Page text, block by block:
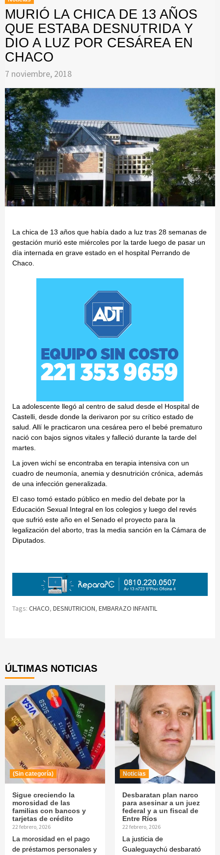
MURIÓ LA CHICA DE 13 AÑOS
QUE ESTABA DESNUTRIDA Y
DIO A LUZ POR CESÁREA EN
CHACO
7 noviembre, 2018
La chica de 13 años que había dado a luz tras 28 semanas de
gestación murió este miércoles por la tarde luego de pasar un
día internada en grave estado en el hospital Perrando de
Chaco.
La adolescente llegó al centro de salud desde el Hospital de
Castelli, desde donde la derivaron por su crítico estado de
salud. Allí le practicaron una cesárea pero el bebé prematuro
nació con bajos signos vitales y falleció durante la tarde del
martes.
La joven wichí se encontraba en terapia intensiva con un
cuadro de neumonía, anemia y desnutrición crónica, además
de una infección generalizada.
El caso tomó estado público en medio del debate por la
Educación Sexual Integral en los colegios y luego del revés
que sufrió este año en el Senado el proyecto para la
legalización del aborto, tras la media sanción en la Cámara de
Diputados.
Tags: CHACO, DESNUTRICION, EMBARAZO INFANTIL
ÚLTIMAS NOTICIAS
(Sin categoría)
Sigue creciendo la
morosidad de las
familias con bancos y
tarjetas de crédito
22 febrero, 2026
La morosidad en el pago
de préstamos personales y
Noticias
Desbaratan plan narco
para asesinar a un juez
federal y a un fiscal de
Entre Ríos
22 febrero, 2026
La justicia de
Gualeguaychú desbarató